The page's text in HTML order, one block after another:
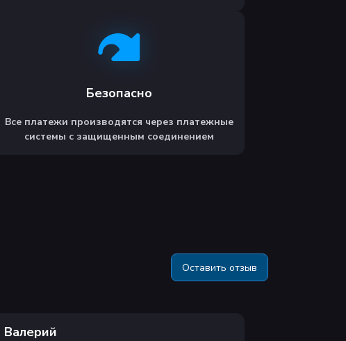
Безопасно
Все платежи производятся через платежные
системы с защищенным соединением
Оставить отзыв
Валерий